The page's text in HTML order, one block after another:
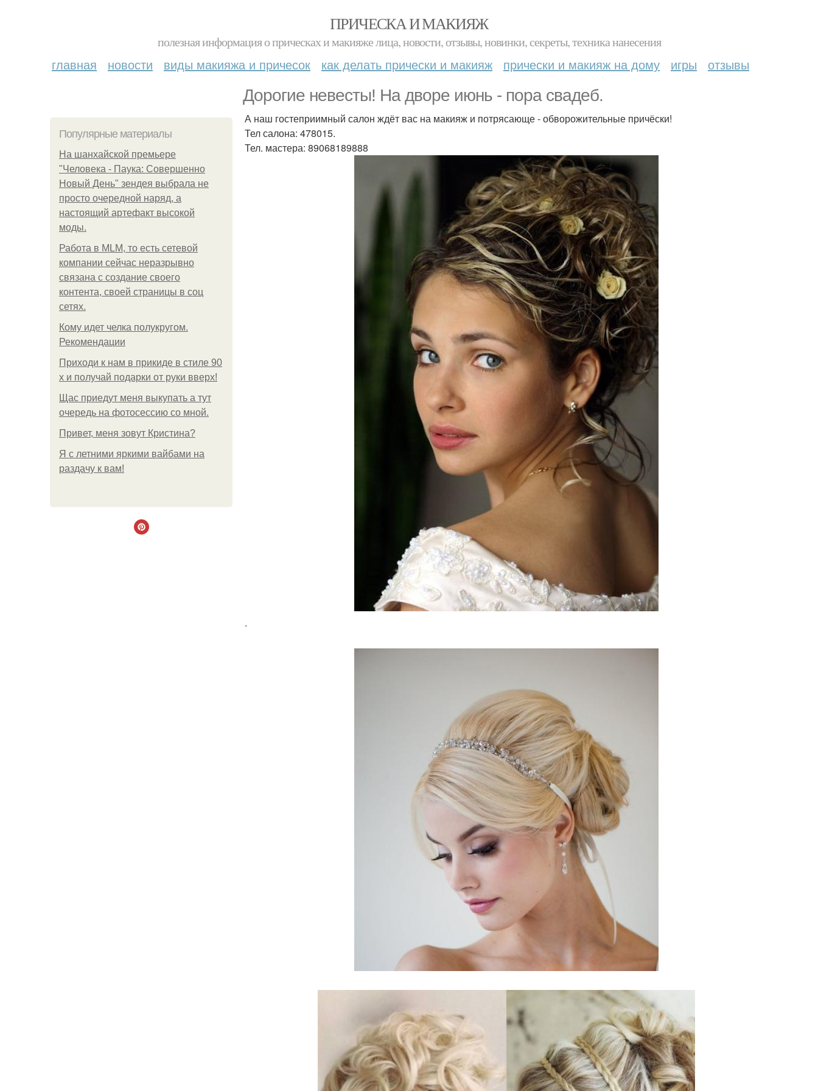
ПРИЧЕСКА И МАКИЯЖ
полезная информация о прическах и макияже лица, новости, отзывы, новинки, секреты, техника нанесения
главная новости виды макияжа и причесок как делать прически и макияж прически и макияж на дому игры отзывы
Дорогие невесты! На дворе июнь - пора свадеб.
Популярные материалы
На шанхайской премьере
"Человека - Паука: Совершенно
Новый День" зендея выбрала не
просто очередной наряд, а
настоящий артефакт высокой
моды.
Работа в MLM, то есть сетевой
компании сейчас неразрывно
связана с создание своего
контента, своей страницы в соц
сетях.
Кому идет челка полукругом.
Рекомендации
Приходи к нам в прикиде в стиле 90
х и получай подарки от руки вверх!
Щас приедут меня выкупать а тут
очередь на фотосессию со мной.
Привет, меня зовут Кристина?
Я с летними яркими вайбами на
раздачу к вам!
А наш гостеприимный салон ждёт вас на макияж и потрясающе - обворожительные причёски!
Тел салона: 478015.
Тел. мастера: 89068189888
.